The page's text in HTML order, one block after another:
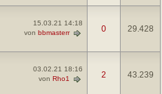
15.03.21 14:18
von bbmasterr 0 29.428
03.02.21 18:16
von Rho1 2 43.239